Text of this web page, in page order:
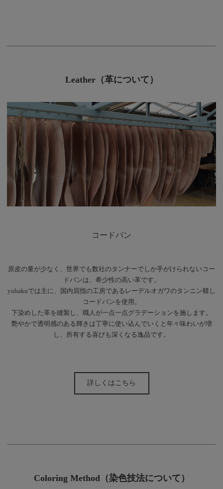
Leather（革について）
コードバン
原皮の量が少なく、世界でも数社のタンナーでしか手がけられないコー
ドバンは、希少性の高い革です。
yuhakuでは主に、国内屈指の工房であるレーデルオガワのタンニン鞣し
コードバンを使用。
下染めした革を縫製し、職人が一点一点グラデーションを施します。
艶やかで透明感のある輝きは丁寧に使い込んでいくと年々味わいが増
し、所有する喜びも深くなる逸品です。
詳しくはこちら
Coloring Method（染色技法について）